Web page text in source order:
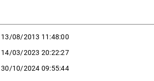
13/08/2013 11:48:00
14/03/2023 20:22:27
30/10/2024 09:55:44